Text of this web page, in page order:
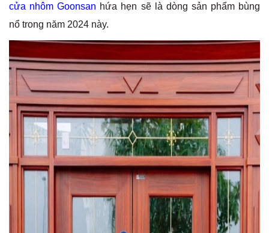
cửa nhôm Goonsan hứa hẹn sẽ là dòng sản phẩm bùng
nổ trong năm 2024 này.